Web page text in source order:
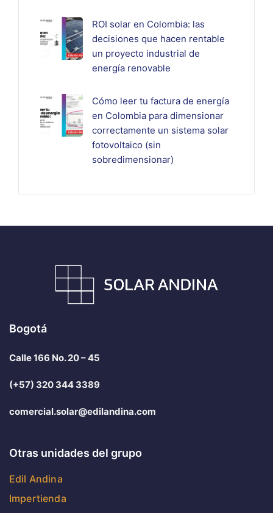
ROI solar en Colombia: las
decisiones que hacen rentable
un proyecto industrial de
energía renovable
Cómo leer tu factura de energía
en Colombia para dimensionar
correctamente un sistema solar
fotovoltaico (sin
sobredimensionar)
Bogotá
Calle 166 No. 20 – 45
(+57) 320 344 3389
comercial.solar@edilandina.com
Otras unidades del grupo
Edil Andina
Impertienda